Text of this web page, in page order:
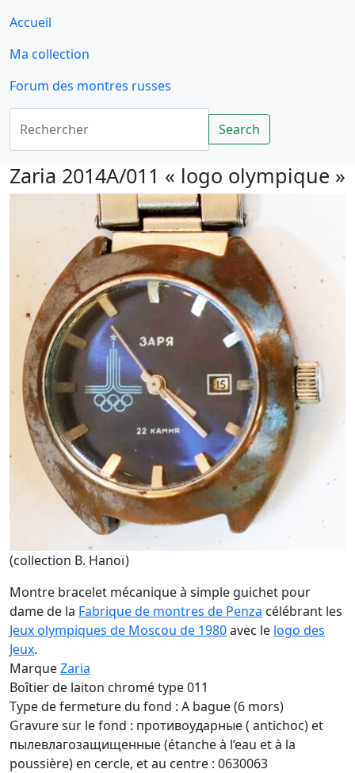
Accueil
Ma collection
Forum des montres russes
Rechercher
Search
Zaria 2014A/011 « logo olympique »
(collection B. Hanoï)
Montre bracelet mécanique à simple guichet pour
dame de la Fabrique de montres de Penza célébrant les
Jeux olympiques de Moscou de 1980avec le logo des
Jeux.
MarqueZaria
Boîtier de laiton chromé type 011
Type de fermeture du fond : A bague (6 mors)
Gravure sur le fond : противоударные ( antichoc) et
пылевлагозащищенные (étanche à l’eau et à la
poussière) en cercle, et au centre : 0630063